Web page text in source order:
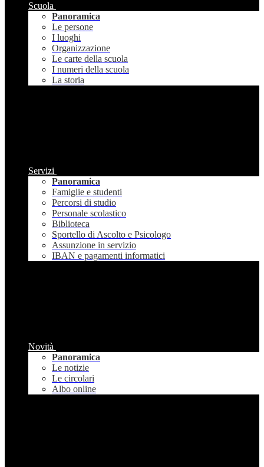
Scuola
Panoramica
Le persone
I luoghi
Organizzazione
Le carte della scuola
I numeri della scuola
La storia
Servizi
Panoramica
Famiglie e studenti
Percorsi di studio
Personale scolastico
Biblioteca
Sportello di Ascolto e Psicologo
Assunzione in servizio
IBAN e pagamenti informatici
Novità
Panoramica
Le notizie
Le circolari
Albo online